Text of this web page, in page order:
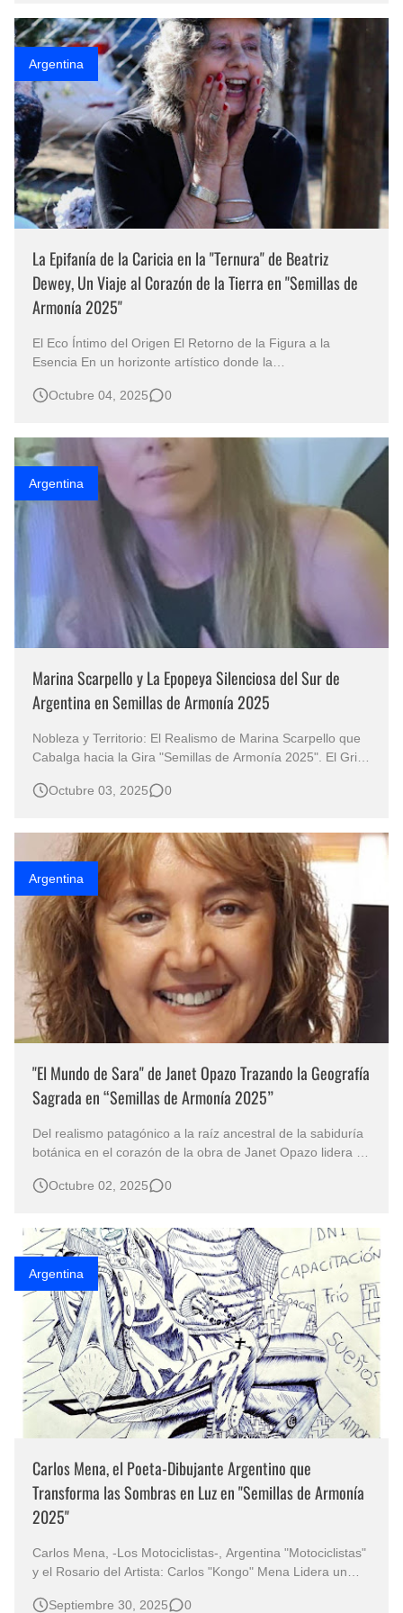
organizado por Arte Sin Fron…
Argentina
La Epifanía de la Caricia en la "Ternura" de Beatriz
Dewey, Un Viaje al Corazón de la Tierra en "Semillas de
Armonía 2025"
El Eco Íntimo del Origen El Retorno de la Figura a la
Esencia En un horizonte artístico donde la
obra de la artista visual Beatriz Dewey, consagrada pintora
Su más reciente ól…
Octubre 04, 2025 0
Argentina
Marina Scarpello y La Epopeya Silenciosa del Sur de
Argentina en Semillas de Armonía 2025
Nobleza y Territorio: El Realismo de Marina Scarpello que
Cabalga hacia la Gira "Semillas de Armonía 2025". El Grito
el Realismo Dinámico de la Patagonia El arte, en su
Octubre 03, 2025 0
Argentina
"El Mundo de Sara" de Janet Opazo Trazando la Geografía
Sagrada en “Semillas de Armonía 2025”
Del realismo patagónico a la raíz ancestral de la sabiduría
botánica en el corazón de la obra de Janet Opazo lidera un
del Lienzo: Una Metáfora de Curación Inicia su Gira
lienzo…
Octubre 02, 2025 0
Argentina
Carlos Mena, el Poeta-Dibujante Argentino que
Transforma las Sombras en Luz en "Semillas de Armonía
2025"
Carlos Mena, -Los Motociclistas-, Argentina "Motociclistas"
y el Rosario del Artista: Carlos "Kongo" Mena Lidera un
de Paz La exposición colectiva internacional "SEMILLAS
Septiembre 30, 2025 0